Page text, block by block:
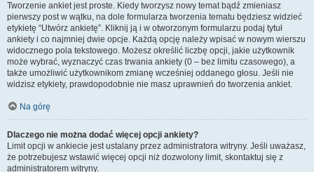
Tworzenie ankiet jest proste. Kiedy tworzysz nowy temat bądź zmieniasz
pierwszy post w wątku, na dole formularza tworzenia tematu będziesz widzieć
etykietę “Utwórz ankietę”. Kliknij ją i w otworzonym formularzu podaj tytuł
ankiety i co najmniej dwie opcje. Każdą opcję należy wpisać w nowym wierszu
widocznego pola tekstowego. Możesz określić liczbę opcji, jakie użytkownik
może wybrać, wyznaczyć czas trwania ankiety (0 – bez limitu czasowego), a
także umożliwić użytkownikom zmianę wcześniej oddanego głosu. Jeśli nie
widzisz etykiety, prawdopodobnie nie masz uprawnień do tworzenia ankiet.
Na górę
Dlaczego nie można dodać więcej opcji ankiety?
Limit opcji w ankiecie jest ustalany przez administratora witryny. Jeśli uważasz,
że potrzebujesz wstawić więcej opcji niż dozwolony limit, skontaktuj się z
administratorem witryny.